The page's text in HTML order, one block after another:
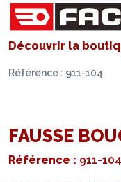
Découvrir la
Référence : 911-104
FAUSSE
Référence : 911-104